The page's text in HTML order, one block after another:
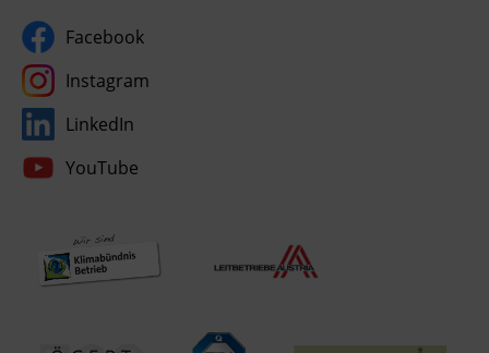
Facebook
Instagram
LinkedIn
YouTube